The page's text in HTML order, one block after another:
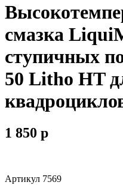
смазка
ступичных
50 Litho HT
1 850 p
Артикул 7569